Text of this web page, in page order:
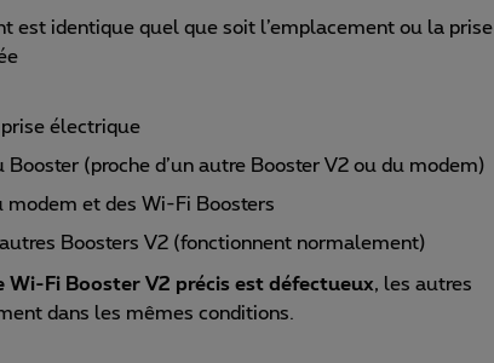
est identique quel que soit l’emplacement ou la prise
électrique
Booster (proche d’un autre Booster V2 ou du modem)
modem et des Wi-Fi Boosters
Boosters V2 (fonctionnent normalement)
Wi-Fi Booster V2 précis est défectueux, les autres
dans les mêmes conditions.